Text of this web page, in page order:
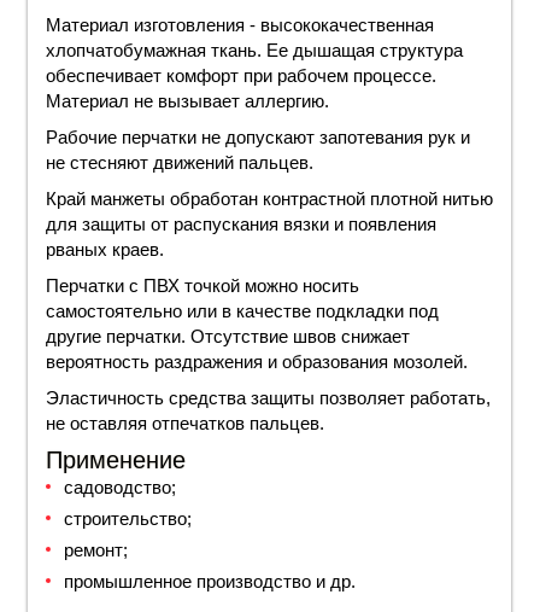
Материал изготовления - высококачественная
хлопчатобумажная ткань. Ее дышащая структура
обеспечивает комфорт при рабочем процессе.
Материал не вызывает аллергию.
Рабочие перчатки не допускают запотевания рук и
не стесняют движений пальцев.
Край манжеты обработан контрастной плотной нитью
для защиты от распускания вязки и появления
рваных краев.
Перчатки с ПВХ точкой можно носить
самостоятельно или в качестве подкладки под
другие перчатки. Отсутствие швов снижает
вероятность раздражения и образования мозолей.
Эластичность средства защиты позволяет работать,
не оставляя отпечатков пальцев.
Применение
садоводство;
строительство;
ремонт;
промышленное производство и др.